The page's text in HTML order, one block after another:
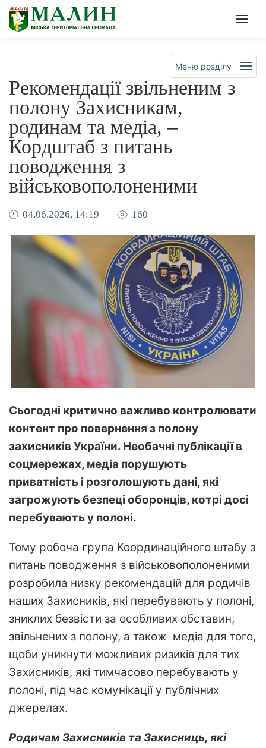
Офіційна сторінка
Меню розділу
Рекомендації звільненим з
полону Захисникам,
родинам та медіа, –
Кордштаб з питань
поводження з
військовополоненими
04.06.2026, 14:19 160
Сьогодні критично важливо контролювати
контент про повернення з полону
захисників України. Необачні публікації в
соцмережах, медіа порушують
приватність і розголошують дані, які
загрожують безпеці оборонців, котрі досі
перебувають у полоні.
Тому робоча група Координаційного штабу з
питань поводження з військовополоненими
розробила низку рекомендацій для родичів
наших Захисників, які перебувають у полоні,
зниклих безвісти за особливих обставин,
звільнених з полону, а також медіа для того,
щоби уникнути можливих ризиків для тих
Захисників, які тимчасово перебувають у
полоні, під час комунікації у публічних
джерелах.
Родичам Захисників та Захисниць, які